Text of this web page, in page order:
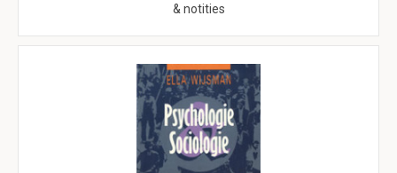
& notities